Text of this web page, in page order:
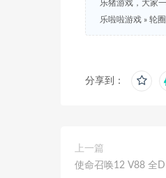
乐猪游戏，大家
乐啦啦游戏 » 轮
分享到：
上一篇
使命召唤12 V88 全